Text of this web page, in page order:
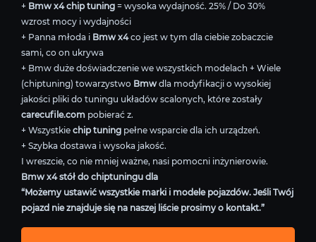
+ Bmw x4 chip tuning = wysoka wydajność. 25% / Do 30%
wzrost mocy i wydajności
+ Panna młoda i Bmw x4co jest w tym dla ciebie zobaczcie
sami, co on ukrywa
+ Bmw duże doświadczenie we wszystkich modelach + Wiele
(chiptuning) towarzystwo Bmwdla modyfikacji o wysokiej
jakości pliki do tuningu układów scalonych, które zostały
carecufile.com pobierać z.
+ Wszystkie chip tuning pełne wsparcie dla ich urządzeń.
+ Szybka dostawa i wysoka jakość.
I wreszcie, co nie mniej ważne, nasi pomocni inżynierowie.
Bmw x4 stół do chiptuningu dla
“Możemy ustawić wszystkie marki i modele pojazdów. Jeśli Twój
pojazd nie znajduje się na naszej liście prosimy o kontakt.”